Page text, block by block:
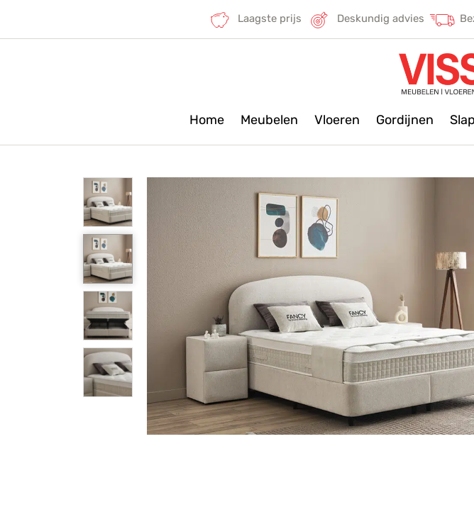
Laagste prijs Deskundig advies
Home Meubelen Vloeren Gordijnen